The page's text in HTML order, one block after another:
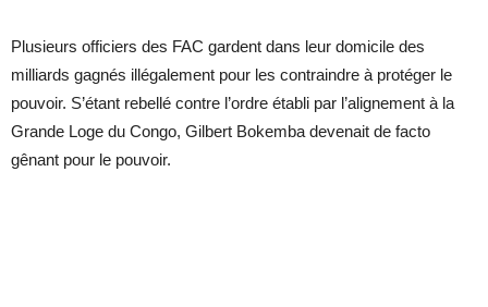
Plusieurs officiers des FAC gardent dans leur domicile des
milliards gagnés illégalement pour les contraindre à protéger le
pouvoir. S’étant rebellé contre l’ordre établi par l’alignement à la
Grande Loge du Congo, Gilbert Bokemba devenait de facto
gênant pour le pouvoir.